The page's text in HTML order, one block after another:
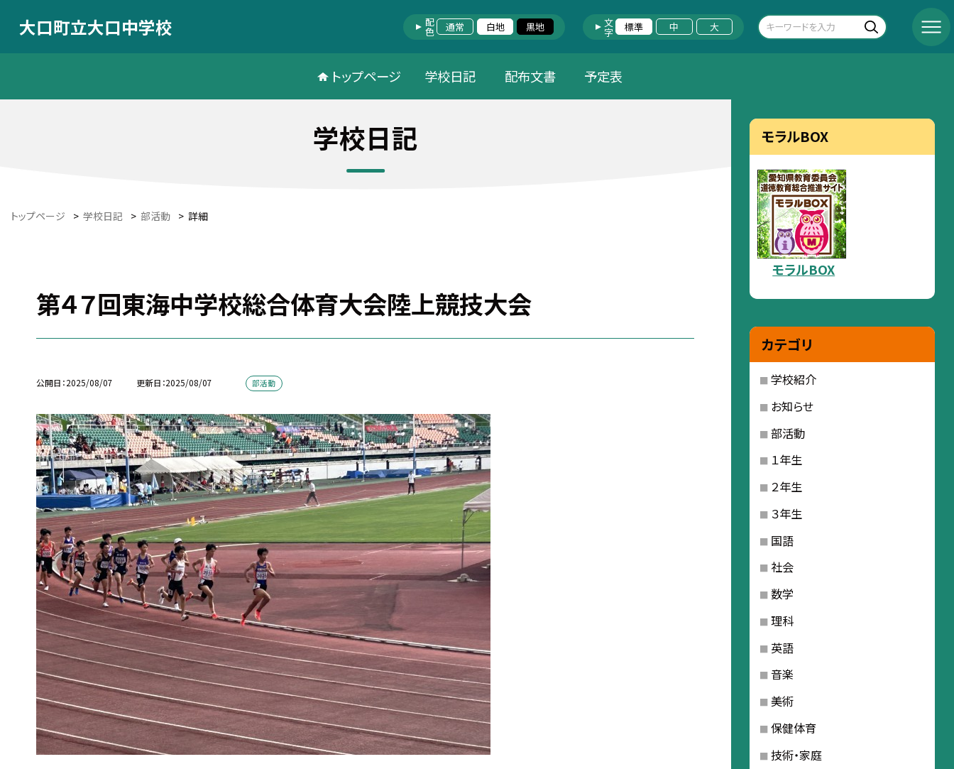
大口町立大口中学校 配色 通常 白地 黒地 文字 標準 中 大
トップページ 学校日記 配布文書 予定表
学校日記
トップページ > 学校日記 > 部活動 > 詳細
第４７回東海中学校総合体育大会陸上競技大会
公開日 2025/08/07 更新日 2025/08/07 部活動
モラルBOX
モラルBOX
カテゴリ
学校紹介
お知らせ
部活動
１年生
２年生
３年生
国語
社会
数学
理科
英語
音楽
美術
保健体育
技術・家庭